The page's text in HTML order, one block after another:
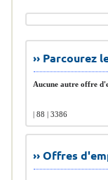
››
Aucune autre offre
| 88 | 3386
›› Offres